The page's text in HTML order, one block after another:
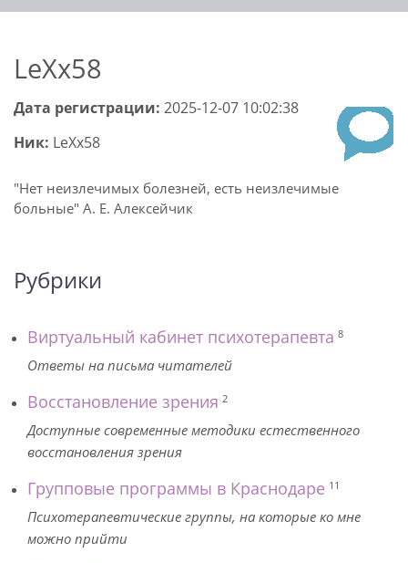
LeXx58
Дата регистрации: 2025-12-07 10:02:38
Ник: LeXx58
"Нет неизлечимых болезней, есть неизлечимые
больные" А. Е. Алексейчик
Рубрики
Виртуальный кабинет психотерапевта 8
Ответы на письма читателей
Восстановление зрения 2
Доступные современные методики естественного
восстановления зрения
Групповые программы в Краснодаре 11
Психотерапевтические группы, на которые ко мне
можно прийти